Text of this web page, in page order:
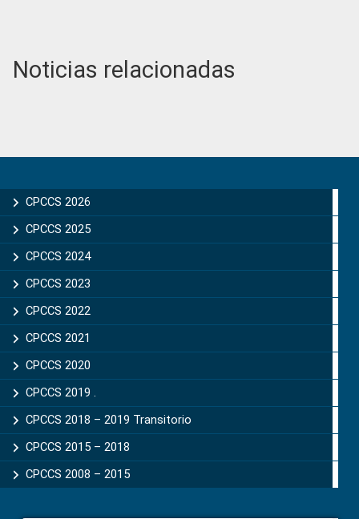
Noticias relacionadas
Sidebar
CPCCS 2026
CPCCS 2025
CPCCS 2024
CPCCS 2023
CPCCS 2022
CPCCS 2021
CPCCS 2020
CPCCS 2019 .
CPCCS 2018 – 2019 Transitorio
CPCCS 2015 – 2018
CPCCS 2008 – 2015